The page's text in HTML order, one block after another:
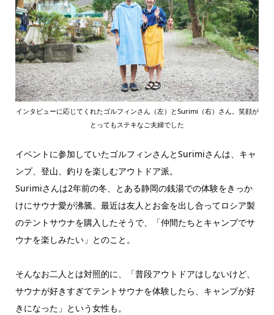
インタビューに応じてくれたゴルフィンさん（左）とSurimi（右）さん。笑顔が
とってもステキなご夫婦でした
イベントに参加していたゴルフィンさんとSurimiさんは、キャ
ンプ、登山、釣りを楽しむアウトドア派。
Surimiさんは2年前の冬、とある静岡の銭湯での体験をきっか
けにサウナ愛が沸騰。最近は友人とお金を出し合ってロシア製
のテントサウナを購入したそうで、「仲間たちとキャンプでサ
ウナを楽しみたい」とのこと。
そんなお二人とは対照的に、「普段アウトドアはしないけど、
サウナが好きすぎてテントサウナを体験したら、キャンプが好
きになった」という女性も。